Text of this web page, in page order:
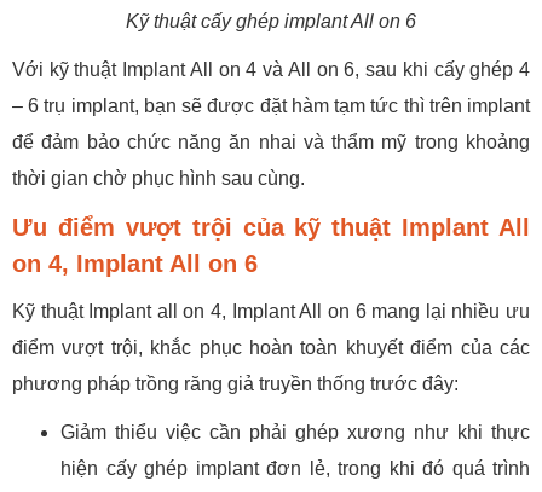
Kỹ thuật cấy ghép implant All on 6
Với kỹ thuật Implant All on 4 và All on 6, sau khi cấy ghép 4
– 6 trụ implant, bạn sẽ được đặt hàm tạm tức thì trên implant
để đảm bảo chức năng ăn nhai và thẩm mỹ trong khoảng
thời gian chờ phục hình sau cùng.
Ưu điểm vượt trội của kỹ thuật Implant All
on 4, Implant All on 6
Kỹ thuật Implant all on 4, Implant All on 6 mang lại nhiều ưu
điểm vượt trội, khắc phục hoàn toàn khuyết điểm của các
phương pháp trồng răng giả truyền thống trước đây:
Giảm thiểu việc cần phải ghép xương như khi thực
hiện cấy ghép implant đơn lẻ, trong khi đó quá trình